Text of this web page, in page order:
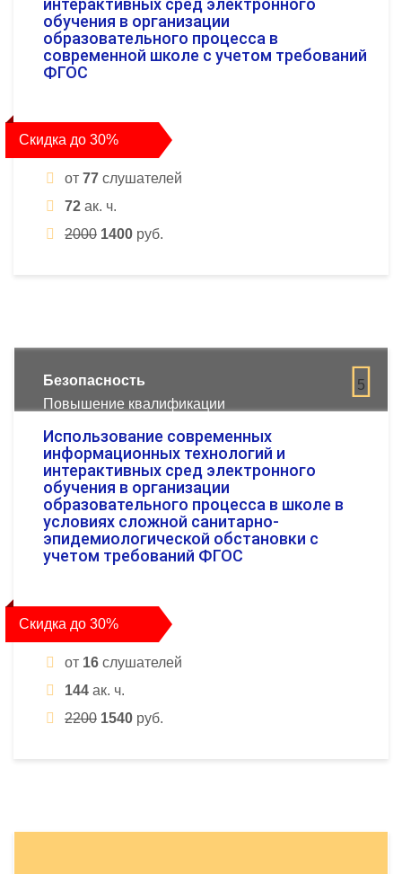
обучения в организации
образовательного процесса в
современной школе с учетом требований
ФГОС
Скидка до 30%
от 77 слушателей
72 ак. ч.
2000 1400 руб.
5
Безопасность
Повышение квалификации
Использование современных
информационных технологий и
интерактивных сред электронного
обучения в организации
образовательного процесса в школе в
условиях сложной санитарно-
эпидемиологической обстановки с
учетом требований ФГОС
Скидка до 30%
от 16 слушателей
144 ак. ч.
2200 1540 руб.
для Вас нужный курс!